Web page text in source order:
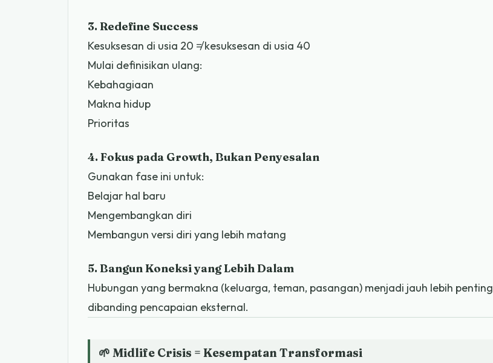
3. Redefine Success
Kesuksesan di usia 20 ≠ kesuksesan di usia 40
Mulai definisikan ulang:
Kebahagiaan
Makna hidup
Prioritas
4. Fokus pada Growth, Bukan Penyesalan
Gunakan fase ini untuk:
Belajar hal baru
Mengembangkan diri
Membangun versi diri yang lebih matang
5. Bangun Koneksi yang Lebih Dalam
Hubungan yang bermakna (keluarga, teman, pasangan) menjadi jauh lebih penting
dibanding pencapaian eksternal.
🌱 Midlife Crisis = Kesempatan Transformasi